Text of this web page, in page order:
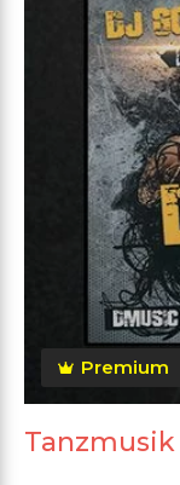
Premium
Tanzmusik